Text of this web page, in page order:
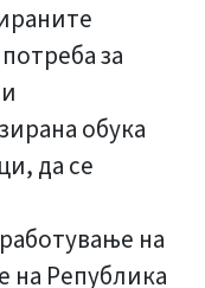
за
обука
да се
на
на Република